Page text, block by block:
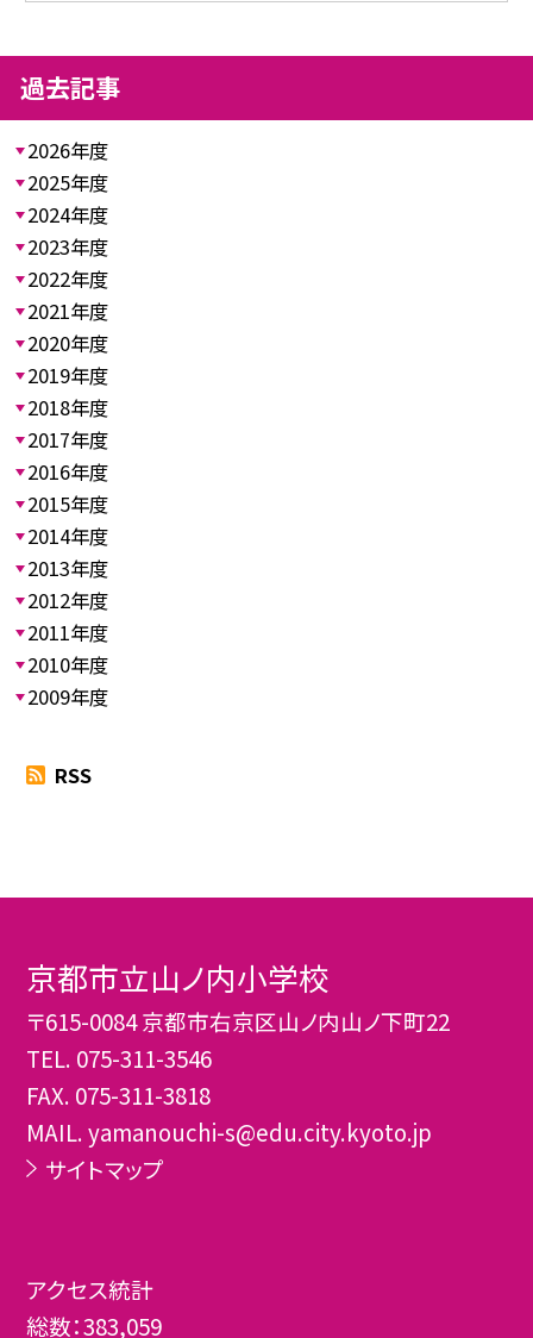
過去記事
2026年度
2025年度
2024年度
2023年度
2022年度
2021年度
2020年度
2019年度
2018年度
2017年度
2016年度
2015年度
2014年度
2013年度
2012年度
2011年度
2010年度
2009年度
RSS
京都市立山ノ内小学校
〒615-0084 京都市右京区山ノ内山ノ下町22
TEL. 075-311-3546
FAX. 075-311-3818
MAIL. yamanouchi-s@edu.city.kyoto.jp
サイトマップ
アクセス統計
総数：383,059